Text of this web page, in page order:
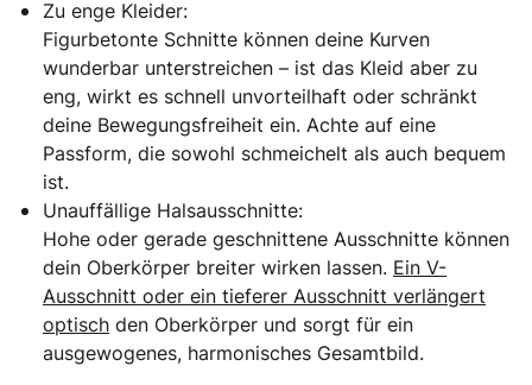
Zu enge Kleider:
Figurbetonte Schnitte können deine Kurven
wunderbar unterstreichen – ist das Kleid aber zu
eng, wirkt es schnell unvorteilhaft oder schränkt
deine Bewegungsfreiheit ein. Achte auf eine
Passform, die sowohl schmeichelt als auch bequem
ist.
Unauffällige Halsausschnitte:
Hohe oder gerade geschnittene Ausschnitte können
dein Oberkörper breiter wirken lassen. Ein V-
Ausschnitt oder ein tieferer Ausschnitt verlängert
optisch den Oberkörper und sorgt für ein
ausgewogenes, harmonisches Gesamtbild.